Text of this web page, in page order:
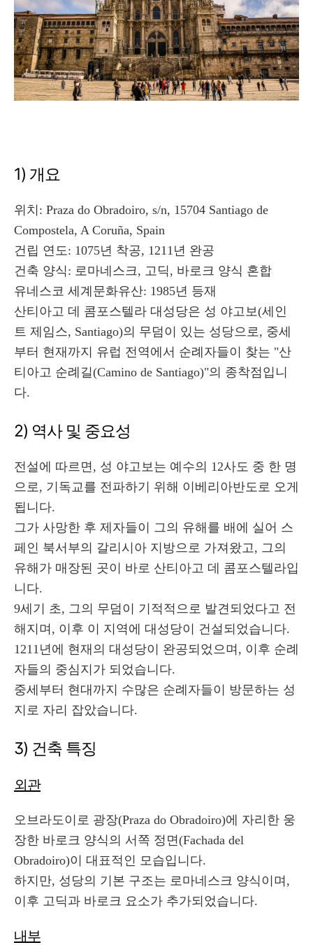
1) 개요
위치: Praza do Obradoiro, s/n, 15704 Santiago de
Compostela, A Coruña, Spain
건립 연도: 1075년 착공, 1211년 완공
건축 양식: 로마네스크, 고딕, 바로크 양식 혼합
유네스코 세계문화유산: 1985년 등재
산티아고 데 콤포스텔라 대성당은 성 야고보(세인
트 제임스, Santiago)의 무덤이 있는 성당으로, 중세
부터 현재까지 유럽 전역에서 순례자들이 찾는 "산
티아고 순례길(Camino de Santiago)"의 종착점입니
다.
2) 역사 및 중요성
전설에 따르면, 성 야고보는 예수의 12사도 중 한 명
으로, 기독교를 전파하기 위해 이베리아반도로 오게
됩니다.
그가 사망한 후 제자들이 그의 유해를 배에 실어 스
페인 북서부의 갈리시아 지방으로 가져왔고, 그의
유해가 매장된 곳이 바로 산티아고 데 콤포스텔라입
니다.
9세기 초, 그의 무덤이 기적적으로 발견되었다고 전
해지며, 이후 이 지역에 대성당이 건설되었습니다.
1211년에 현재의 대성당이 완공되었으며, 이후 순례
자들의 중심지가 되었습니다.
중세부터 현대까지 수많은 순례자들이 방문하는 성
지로 자리 잡았습니다.
3) 건축 특징
외관
오브라도이로 광장(Praza do Obradoiro)에 자리한 웅
장한 바로크 양식의 서쪽 정면(Fachada del
Obradoiro)이 대표적인 모습입니다.
하지만, 성당의 기본 구조는 로마네스크 양식이며,
이후 고딕과 바로크 요소가 추가되었습니다.
내부